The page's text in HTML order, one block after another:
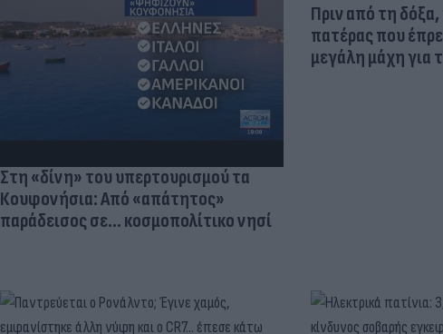
Στη «δίνη» του υπερτουρισμού τα
Κουφονήσια: Από «απάτητος»
παράδεισος σε... κοσμοπολίτικο νησί
Πριν από τη
πατέρας που
μεγάλη μάχη για